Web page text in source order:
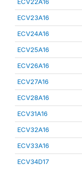
ECV23A16
ECV24A16
ECV25A16
ECV26A16
ECV27A16
ECV28A16
ECV31A16
ECV32A16
ECV33A16
ECV34D17